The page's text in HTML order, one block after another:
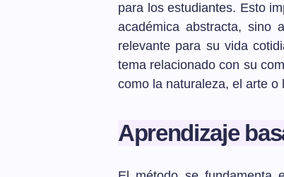
para los estudiantes. Esto
académica abstracta, sino
relevante para su vida
tema relacionado con su
como la naturaleza, el arte o
Aprendizaje